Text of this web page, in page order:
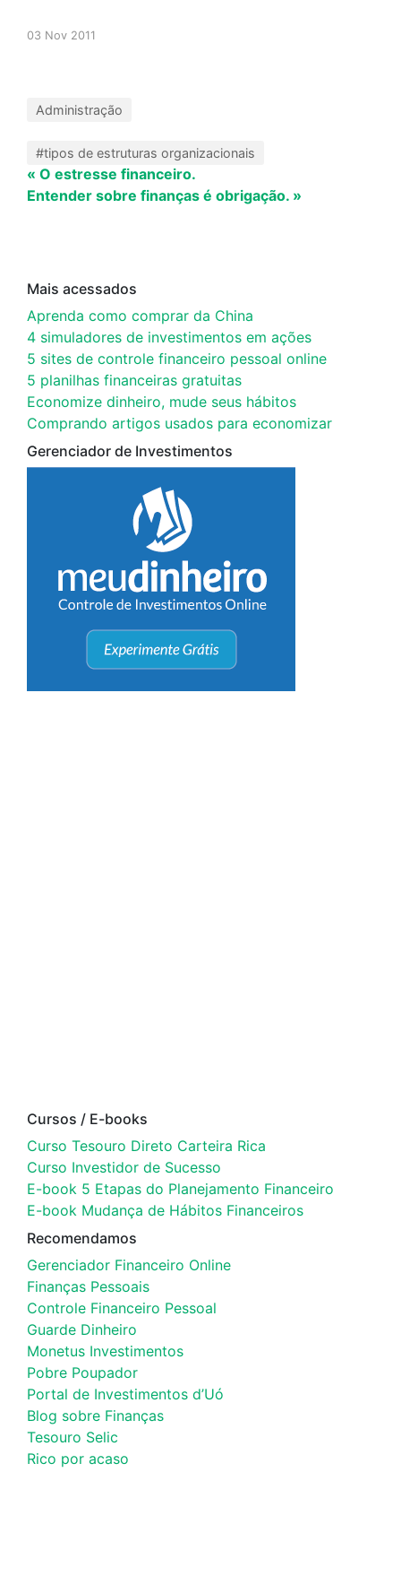
03 Nov 2011
Administração
#tipos de estruturas organizacionais
« O estresse financeiro.
Entender sobre finanças é obrigação. »
Mais acessados
Aprenda como comprar da China
4 simuladores de investimentos em ações
5 sites de controle financeiro pessoal online
5 planilhas financeiras gratuitas
Economize dinheiro, mude seus hábitos
Comprando artigos usados para economizar
Gerenciador de Investimentos
Cursos / E-books
Curso Tesouro Direto Carteira Rica
Curso Investidor de Sucesso
E-book 5 Etapas do Planejamento Financeiro
E-book Mudança de Hábitos Financeiros
Recomendamos
Gerenciador Financeiro Online
Finanças Pessoais
Controle Financeiro Pessoal
Guarde Dinheiro
Monetus Investimentos
Pobre Poupador
Portal de Investimentos d’Uó
Blog sobre Finanças
Tesouro Selic
Rico por acaso